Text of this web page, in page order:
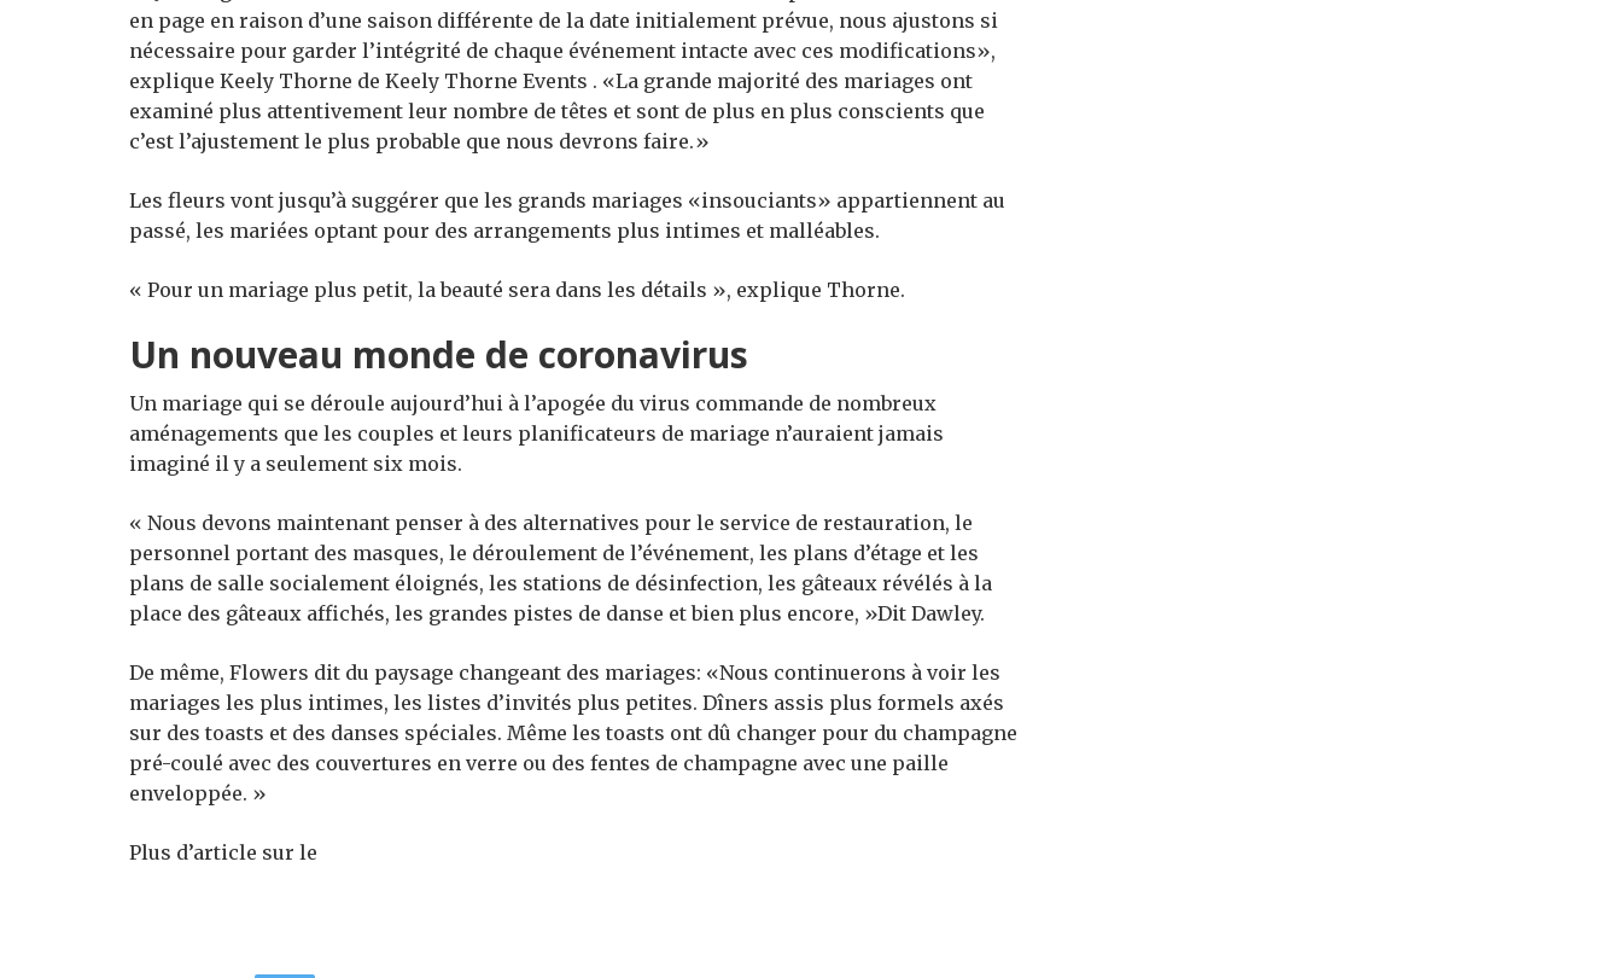
en page en raison d’une saison différente de la date initialement prévue, nous ajustons si
nécessaire pour garder l’intégrité de chaque événement intacte avec ces modifications»,
explique Keely Thorne de Keely Thorne Events . «La grande majorité des mariages ont
examiné plus attentivement leur nombre de têtes et sont de plus en plus conscients que
c’est l’ajustement le plus probable que nous devrons faire.»
Les fleurs vont jusqu’à suggérer que les grands mariages «insouciants» appartiennent au
passé, les mariées optant pour des arrangements plus intimes et malléables.
« Pour un mariage plus petit, la beauté sera dans les détails », explique Thorne.
Un nouveau monde de coronavirus
Un mariage qui se déroule aujourd’hui à l’apogée du virus commande de nombreux
aménagements que les couples et leurs planificateurs de mariage n’auraient jamais
imaginé il y a seulement six mois.
« Nous devons maintenant penser à des alternatives pour le service de restauration, le
personnel portant des masques, le déroulement de l’événement, les plans d’étage et les
plans de salle socialement éloignés, les stations de désinfection, les gâteaux révélés à la
place des gâteaux affichés, les grandes pistes de danse et bien plus encore, »Dit Dawley.
De même, Flowers dit du paysage changeant des mariages: «Nous continuerons à voir les
mariages les plus intimes, les listes d’invités plus petites. Dîners assis plus formels axés
sur des toasts et des danses spéciales. Même les toasts ont dû changer pour du champagne
pré-coulé avec des couvertures en verre ou des fentes de champagne avec une paille
enveloppée. »
Plus d’article sur le